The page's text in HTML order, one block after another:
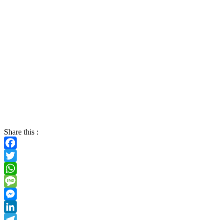
Share this :
Facebook
Twitter
WhatsApp
Message
Messenger